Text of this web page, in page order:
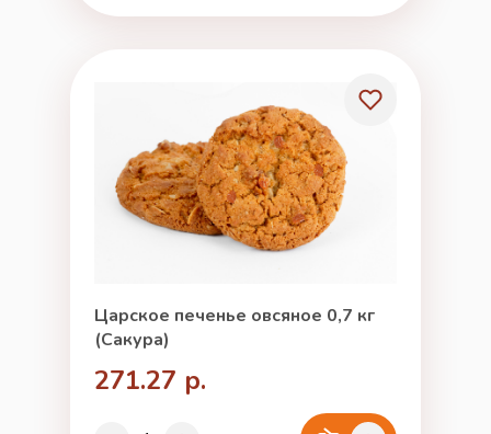
Царское печенье овсяное 0,7 кг
(Сакура)
271.27 р.